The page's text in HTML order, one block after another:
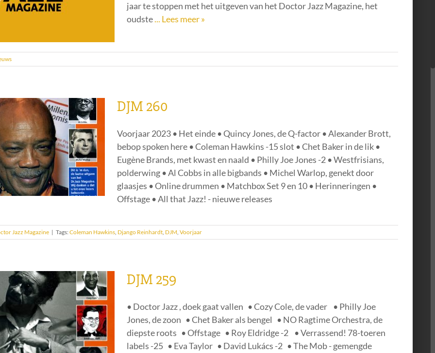
jaar te stoppen met het uitgeven van het Doctor Jazz Magazine, het
oudste... Lees meer »
DJM 260
Voorjaar 2023 • Het einde • Quincy Jones, de Q-factor • Alexander Brott,
bebop spoken here • Coleman Hawkins -15 slot • Chet Baker in de lik •
Eugène Brands, met kwast en naald • Philly Joe Jones -2 • Westfrisians,
polderwing • Al Cobbs in alle bigbands • Michel Warlop, genekt door
glaasjes • Online drummen • Matchbox Set 9 en 10 • Herinneringen •
Offstage • All that Jazz! - nieuwe releases
Jazz Magazine | Tags:Coleman Hawkins, Django Reinhardt, DJM, Voorjaar
DJM 259
• Doctor Jazz , doek gaat vallen • Cozy Cole, de vader • Philly Joe
Jones, de zoon • Chet Baker als bengel • NO Ragtime Orchestra, de
diepste roots • Offstage • Roy Eldridge -2 • Verrassend! 78-toeren
labels -25 • Eva Taylor • David Lukács -2 • The Mob - gemengde